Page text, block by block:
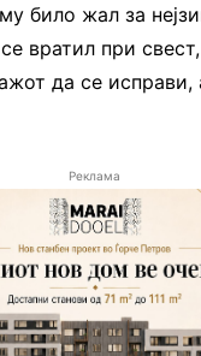
било жал за
вратил при
да се исправи,
Реклама